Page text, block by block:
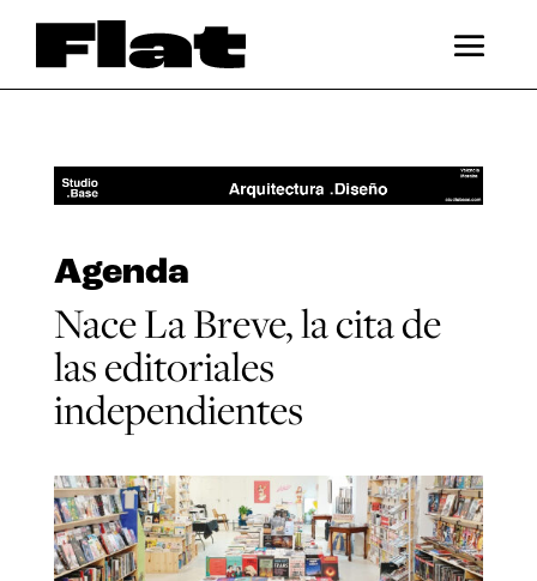
Agenda
Nace La Breve, la cita de
las editoriales
independientes